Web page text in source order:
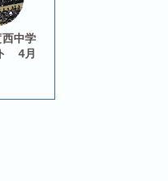
中学
4月